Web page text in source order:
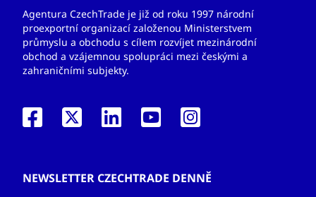
Agentura CzechTrade je již od roku 1997 národní
proexportní organizací založenou Ministerstvem
průmyslu a obchodu s cílem rozvíjet mezinárodní
obchod a vzájemnou spolupráci mezi českými a
zahraničními subjekty.
NEWSLETTER CZECHTRADE DENNĚ